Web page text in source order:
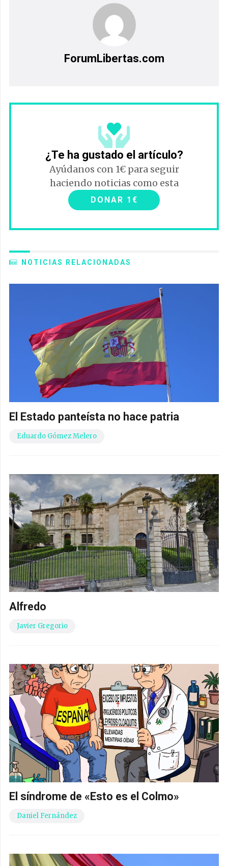
ForumLibertas.com
¿Te ha gustado el artículo?
Ayúdanos con 1€ para seguir
haciendo noticias como esta
DONAR 1€
NOTICIAS RELACIONADAS
El Estado panteísta no hace patria
Eduardo Gómez Melero
Alfredo
Javier Gregorio
El síndrome de «Esto es el Colmo»
Daniel Fernández